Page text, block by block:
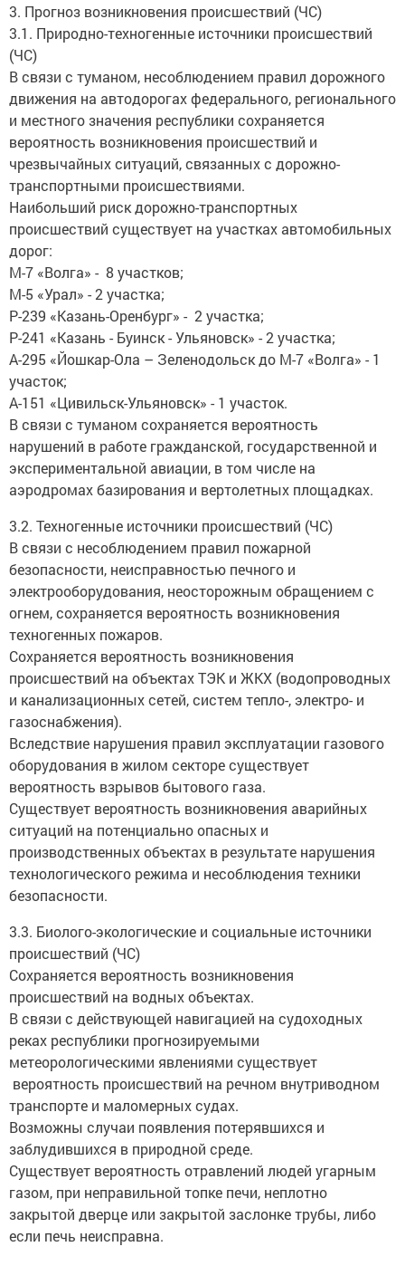
3. Прогноз возникновения происшествий (ЧС)
3.1. Природно-техногенные источники происшествий
(ЧС)
В связи с туманом, несоблюдением правил дорожного
движения на автодорогах федерального, регионального
и местного значения республики сохраняется
вероятность возникновения происшествий и
чрезвычайных ситуаций, связанных с дорожно-
транспортными происшествиями.
Наибольший риск дорожно-транспортных
происшествий существует на участках автомобильных
дорог:
М-7 «Волга» - 8 участков;
М-5 «Урал» - 2 участка;
Р-239 «Казань-Оренбург» - 2 участка;
Р-241 «Казань - Буинск - Ульяновск» - 2 участка;
А-295 «Йошкар-Ола – Зеленодольск до М-7 «Волга» - 1
участок;
А-151 «Цивильск-Ульяновск» - 1 участок.
В связи с туманом сохраняется вероятность
нарушений в работе гражданской, государственной и
экспериментальной авиации, в том числе на
аэродромах базирования и вертолетных площадках.
3.2. Техногенные источники происшествий (ЧС)
В связи с несоблюдением правил пожарной
безопасности, неисправностью печного и
электрооборудования, неосторожным обращением с
огнем, сохраняется вероятность возникновения
техногенных пожаров.
Сохраняется вероятность возникновения
происшествий на объектах ТЭК и ЖКХ (водопроводных
и канализационных сетей, систем тепло-, электро- и
газоснабжения).
Вследствие нарушения правил эксплуатации газового
оборудования в жилом секторе существует
вероятность взрывов бытового газа.
Существует вероятность возникновения аварийных
ситуаций на потенциально опасных и
производственных объектах в результате нарушения
технологического режима и несоблюдения техники
безопасности.
3.3. Биолого-экологические и социальные источники
происшествий (ЧС)
Сохраняется вероятность возникновения
происшествий на водных объектах.
В связи с действующей навигацией на судоходных
реках республики прогнозируемыми
метеорологическими явлениями существует
вероятность происшествий на речном внутриводном
транспорте и маломерных судах.
Возможны случаи появления потерявшихся и
заблудившихся в природной среде.
Существует вероятность отравлений людей угарным
газом, при неправильной топке печи, неплотно
закрытой дверце или закрытой заслонке трубы, либо
если печь неисправна.